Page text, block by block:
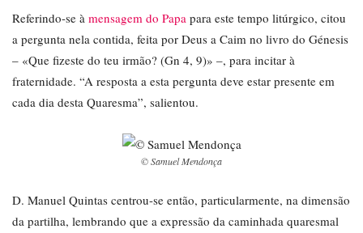
Referindo-se à mensagem do Papa para este tempo litúrgico, citou
a pergunta nela contida, feita por Deus a Caim no livro do Génesis
– «Que fizeste do teu irmão? (Gn 4, 9)» –, para incitar à
fraternidade. “A resposta a esta pergunta deve estar presente em
cada dia desta Quaresma”, salientou.
© Samuel Mendonça
D. Manuel Quintas centrou-se então, particularmente, na dimensão
da partilha, lembrando que a expressão da caminhada quaresmal